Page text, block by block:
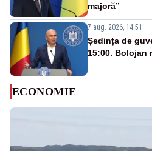
majoră”
7 aug. 2026, 14:51
Ședința de
15:00. Bolojan
ECONOMIE